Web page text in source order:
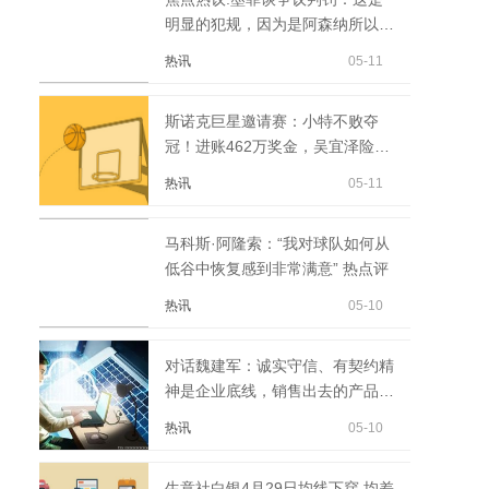
明显的犯规，因为是阿森纳所以才
热讯 05-11
斯诺克巨星邀请赛：小特不败夺
冠！进账462万奖金，吴宜泽险垫
热讯 05-11
马科斯·阿隆索：“我对球队如何从
低谷中恢复感到非常满意” 热点评
热讯 05-10
对话魏建军：诚实守信、有契约精
神是企业底线，销售出去的产品要
热讯 05-10